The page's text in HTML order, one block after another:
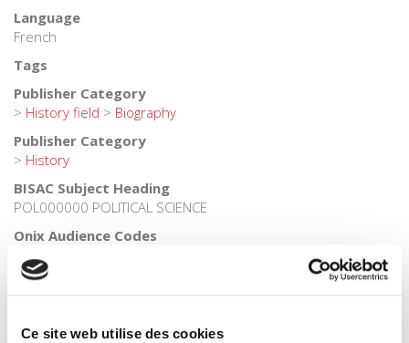
Ce site web utilise des cookies
Language
French
Tags
Publisher Category
> History field > Biography
Publisher Category
> History
BISAC Subject Heading
POL000000 POLITICAL SCIENCE
Onix Audience Codes
06 Professional and scholarly
CLIL (Version 2013-2019)
Title First Published